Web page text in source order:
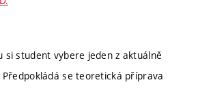
si student vybere jeden z aktuálně
se teoretická příprava